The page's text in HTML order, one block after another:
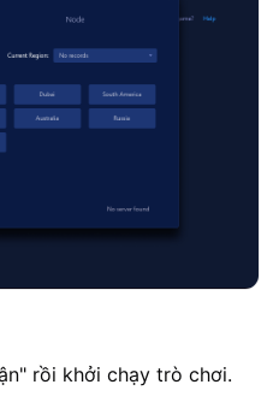
rồi khởi chạy trò chơi.